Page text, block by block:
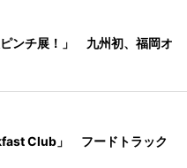
ンチ展！」 九州初、福岡オ
Club」 フードトラック